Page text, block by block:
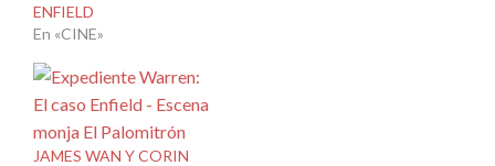
ENFIELD
En «CINE»
JAMES WAN Y CORIN